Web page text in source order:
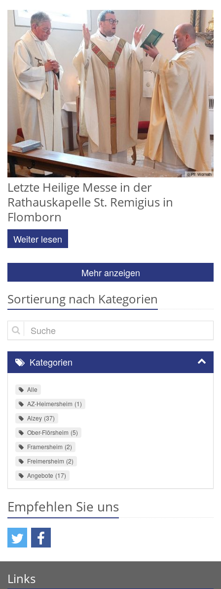
© Pfr. Wornath
Letzte Heilige Messe in der
Rathauskapelle St. Remigius in
Flomborn
Weiter lesen
Mehr anzeigen
Sortierung nach Kategorien
Suche
Kategorien
Alle
AZ-Heimersheim 1
Alzey 37
Ober-Flörsheim 5
Framersheim 2
Freimersheim 2
Angebote 17
Empfehlen Sie uns
Links